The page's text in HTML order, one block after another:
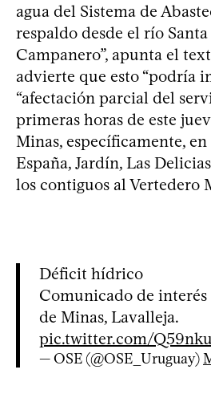
agua del Sistema de
respaldo desde el río
Campanero”, apunta el
advierte que esto “podría
“afectación parcial del
primeras horas de este
Minas, específicamente,
España, Jardín, Las
los contiguos al Vertedero
Déficit hídrico
Comunicado de
de Minas, Lavalleja.
pic.twitter.com/
— OSE (@OSE_Uruguay)